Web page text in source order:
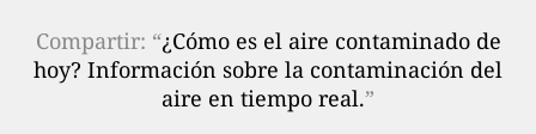
Compartir: “¿Cómo es el aire contaminado de
hoy? Información sobre la contaminación del
aire en tiempo real.”